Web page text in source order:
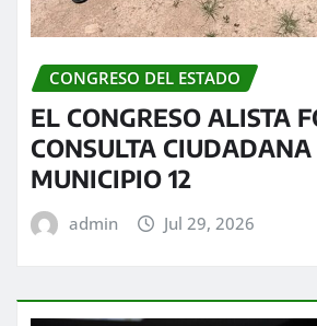
CONGRESO DEL ESTADO
EL CONGRESO ALISTA
CONSULTA
MUNICIPIO 12
admin Jul 29, 2026